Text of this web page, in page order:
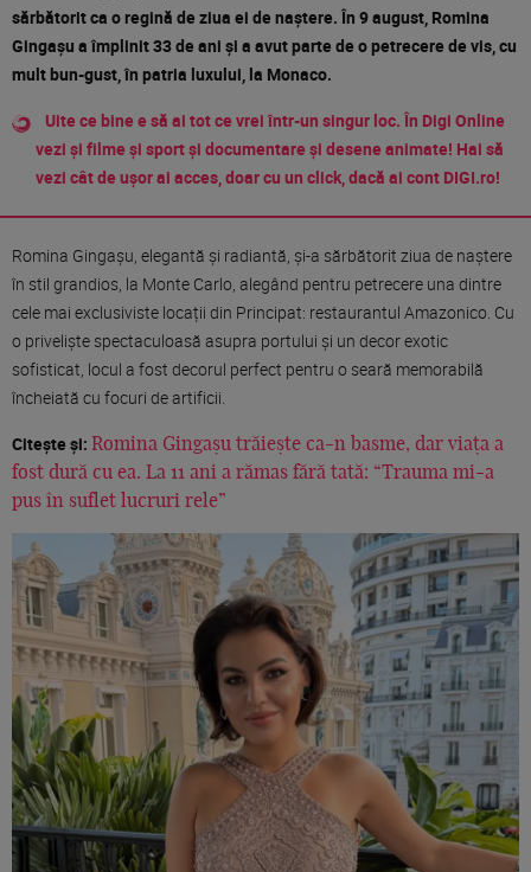
sărbătorit ca o regină de ziua ei de naștere. În 9 august, Romina
Gingașu a împlinit 33 de ani și a avut parte de o petrecere de vis, cu
mult bun-gust, în patria luxului, la Monaco.
Uite ce bine e să ai tot ce vrei într-un singur loc. În Digi Online
vezi și filme și sport și documentare și desene animate! Hai să
vezi cât de ușor ai acces, doar cu un click, dacă ai cont DIGI.ro!
Romina Gingașu, elegantă și radiantă, și-a sărbătorit ziua de naștere
în stil grandios, la Monte Carlo, alegând pentru petrecere una dintre
cele mai exclusiviste locații din Principat: restaurantul Amazonico. Cu
o priveliște spectaculoasă asupra portului și un decor exotic
sofisticat, locul a fost decorul perfect pentru o seară memorabilă
încheiată cu focuri de artificii.
Citește și: Romina Gingașu trăiește ca-n basme, dar viața a
fost dură cu ea. La 11 ani a rămas fără tată: “Trauma mi-a
pus în suflet lucruri rele”